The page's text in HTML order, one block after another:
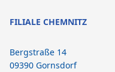
FILIALE CHEMNITZ
Bergstraße 14
09390 Gornsdorf